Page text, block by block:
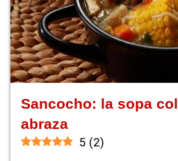
Sancocho: la sopa
abraza
5 (2)